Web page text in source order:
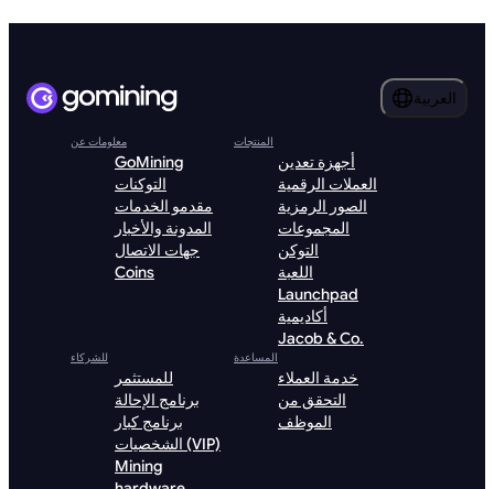
العربية
معلومات عن
GoMining
التوكنات
مقدمو الخدمات
المدونة والأخبار
جهات الاتصال
Coins
المنتجات
أجهزة تعدين
العملات الرقمية
الصور الرمزية
المجموعات
التوكن
اللعبة
Launchpad
أكاديمية
Jacob & Co.
للشركاء
للمستثمر
برنامج الإحالة
برنامج كبار
الشخصيات (VIP)
Mining
المساعدة
خدمة العملاء
التحقق من
الموظف